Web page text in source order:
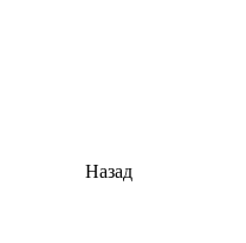
Назад